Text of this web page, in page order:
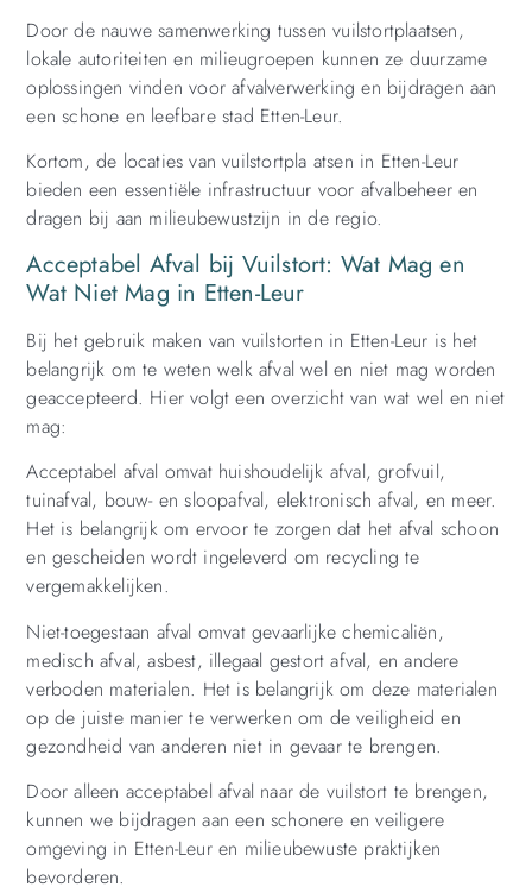
Door de nauwe samenwerking tussen vuilstortplaatsen,
lokale autoriteiten en milieugroepen kunnen ze duurzame
oplossingen vinden voor afvalverwerking en bijdragen aan
een schone en leefbare stad Etten-Leur.
Kortom, de locaties van vuilstortpla atsen in Etten-Leur
bieden een essentiële infrastructuur voor afvalbeheer en
dragen bij aan milieubewustzijn in de regio.
Acceptabel Afval bij Vuilstort: Wat Mag en
Wat Niet Mag in Etten-Leur
Bij het gebruik maken van vuilstorten in Etten-Leur is het
belangrijk om te weten welk afval wel en niet mag worden
geaccepteerd. Hier volgt een overzicht van wat wel en niet
mag:
Acceptabel afval omvat huishoudelijk afval, grofvuil,
tuinafval, bouw- en sloopafval, elektronisch afval, en meer.
Het is belangrijk om ervoor te zorgen dat het afval schoon
en gescheiden wordt ingeleverd om recycling te
vergemakkelijken.
Niet-toegestaan afval omvat gevaarlijke chemicaliën,
medisch afval, asbest, illegaal gestort afval, en andere
verboden materialen. Het is belangrijk om deze materialen
op de juiste manier te verwerken om de veiligheid en
gezondheid van anderen niet in gevaar te brengen.
Door alleen acceptabel afval naar de vuilstort te brengen,
kunnen we bijdragen aan een schonere en veiligere
omgeving in Etten-Leur en milieubewuste praktijken
bevorderen.